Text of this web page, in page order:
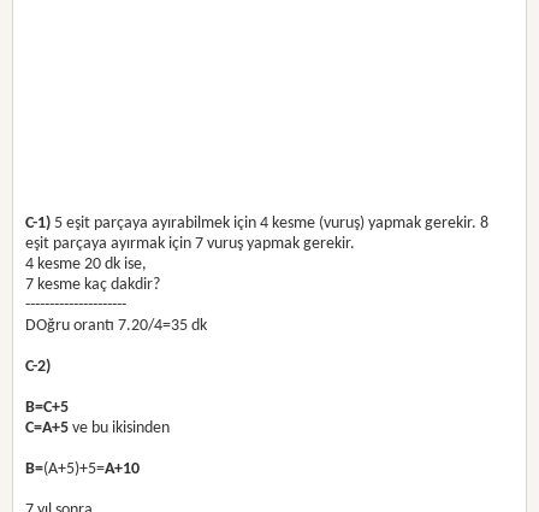
C-1) 5 eşit parçaya ayırabilmek için 4 kesme (vuruş) yapmak gerekir. 8
eşit parçaya ayırmak için 7 vuruş yapmak gerekir.
4 kesme 20 dk ise,
7 kesme kaç dakdir?
---------------------
DOğru orantı 7.20/4=35 dk
C-2)
B=C+5
C=A+5 ve bu ikisinden
B=(A+5)+5=A+10